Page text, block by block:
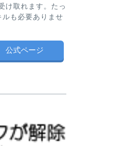
け取れます。たっ
も必要ありませ
公式ページ